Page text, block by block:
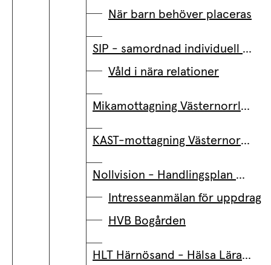
När barn behöver placeras
SIP - samordnad individuell plan
Våld i nära relationer
Mikamottagning Västernorrland
KAST-mottagning Västernorrland
Nollvision - Handlingsplan mot våld i nära relationer
Intresseanmälan för uppdrag
HVB Bogården
HLT Härnösand - Hälsa Lärande Trygghet